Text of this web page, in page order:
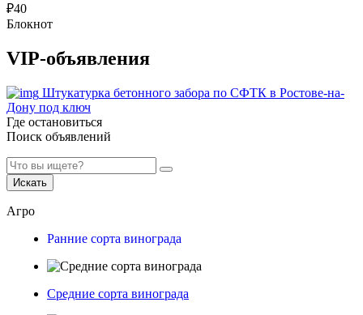
₽40
Блокнот
VIP-объявления
Штукатурка бетонного забора по СФТК в Ростове-на-
Дону под ключ
Где остановиться
Поиск объявлений
Искать
Агро
Ранние сорта винограда
Средние сорта винограда